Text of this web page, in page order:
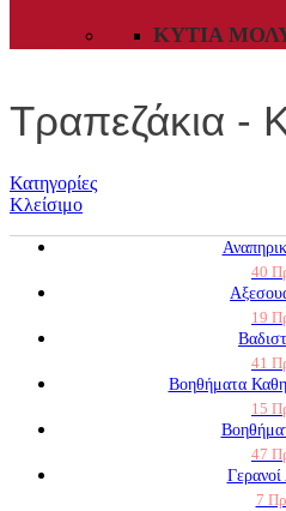
ΚΥΤΊΑ
Τραπεζάκια -
Κατηγορίες
Κλείσιμο
40
19
41
Βοηθήματα
15
47
7